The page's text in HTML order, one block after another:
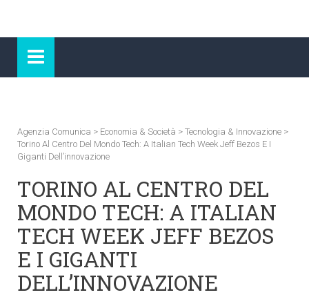
Agenzia Comunica > Economia & Società > Tecnologia & Innovazione >
Torino Al Centro Del Mondo Tech: A Italian Tech Week Jeff Bezos E I
Giganti Dell’innovazione
TORINO AL CENTRO DEL
MONDO TECH: A ITALIAN
TECH WEEK JEFF BEZOS
E I GIGANTI
DELL’INNOVAZIONE